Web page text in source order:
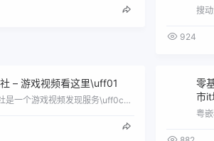
924
– 游戏视频看这里\uff01
游戏社是一个游戏视频发现服务\uff0c实时搜寻全网游戏视频并通过算法推荐\uff0c为每一位玩家提供最精彩最贴切的游戏视频体验。
零
市it